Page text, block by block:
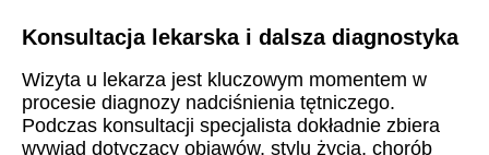
Konsultacja lekarska i dalsza diagnostyka
Wizyta u lekarza jest kluczowym momentem w
procesie diagnozy nadciśnienia tętniczego.
Podczas konsultacji specjalista dokładnie zbiera
wywiad dotyczący objawów, stylu życia, chorób